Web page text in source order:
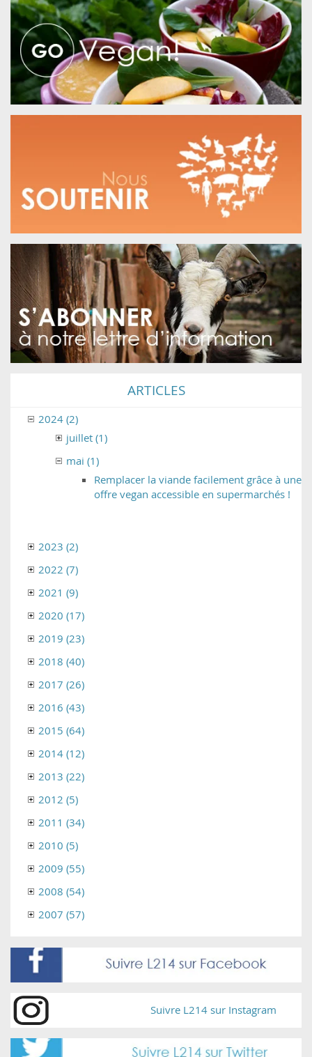
ARTICLES
2024 (2)
juillet (1)
mai (1)
Remplacer la viande facilement grâce à une
offre vegan accessible en supermarchés !
2023 (2)
2022 (7)
2021 (9)
2020 (17)
2019 (23)
2018 (40)
2017 (26)
2016 (43)
2015 (64)
2014 (12)
2013 (22)
2012 (5)
2011 (34)
2010 (5)
2009 (55)
2008 (54)
2007 (57)
Suivre L214 sur Instagram